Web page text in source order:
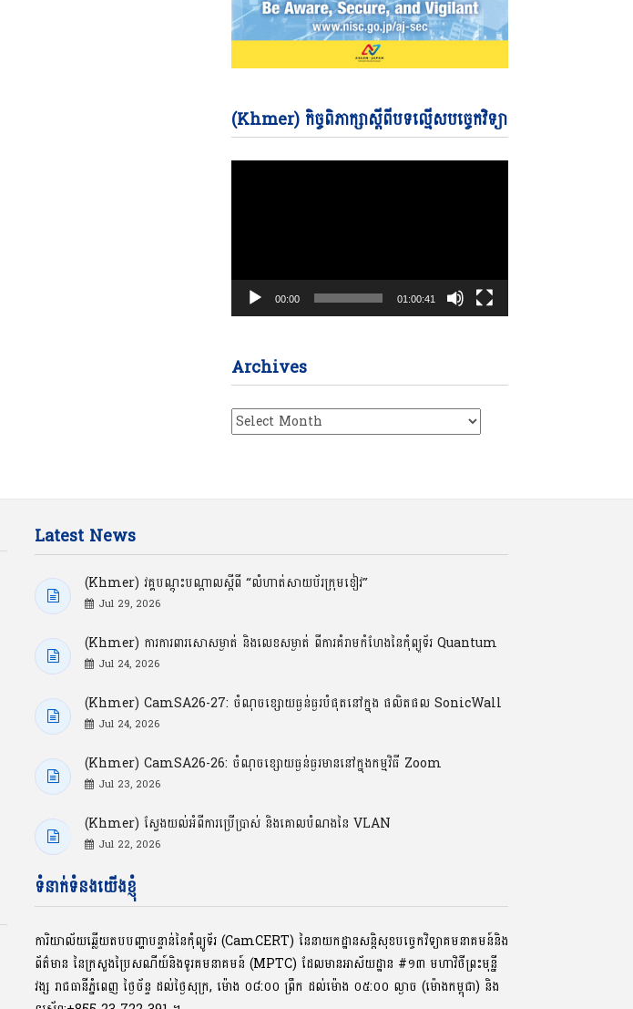
(Khmer) កិច្ចពិភាក្សាស្តីពីបទល្មើសបច្ចេកវិទ្យាVideo
Player
00:00 01:00:41
Archives
Archives
Latest News
(Khmer) វគ្គបណ្ដុះបណ្ដាលស្ដីពី “លំហាត់សាយប័រក្រុមខៀវ”
Jul 29, 2026
(Khmer) ការការពារសោសម្ងាត់ និងលេខសម្ងាត់ ពីការគំរាមកំហែងនៃកុំព្យូទ័រ Quantum
Jul 24, 2026
(Khmer) CamSA26-27: ចំណុចខ្សោយធ្ងន់ធ្ងរបំផុតនៅក្នុង ផលិតផល SonicWall
Jul 24, 2026
(Khmer) CamSA26-26: ចំណុចខ្សោយធ្ងន់ធ្ងរមាននៅក្នុងកម្មវិធី Zoom
Jul 23, 2026
(Khmer) ស្វែងយល់អំពីការប្រើប្រាស់ និងគោលបំណងនៃ VLAN
Jul 22, 2026
ទំនាក់ទំនងយើងខ្ញុំ
ការិយាល័យឆ្លើយតបបញ្ហាបន្ទាន់នៃកុំព្យូទ័រ (CamCERT) នៃនាយកដ្ឋានសន្តិសុខបច្ចេកវិទ្យាគមនាគមន៍និង
ព័ត៌មាន នៃក្រសួងប្រៃសណីយ៍និងទូរគមនាគមន៍ (MPTC) ដែលមានអាស័យដ្ឋាន #១៣ មហាវិថីព្រះមុនី្ន
វង្ស រាជធានីភ្នំពេញ ថ្ងៃច័ន្ទ ដល់ថ្ងៃសុក្រ, ម៉ោង ០៨:០០ ​ព្រឹក ដល់ម៉ោង ០៥:០០ ល្ងាច (ម៉ោងកម្ពុជា) និង